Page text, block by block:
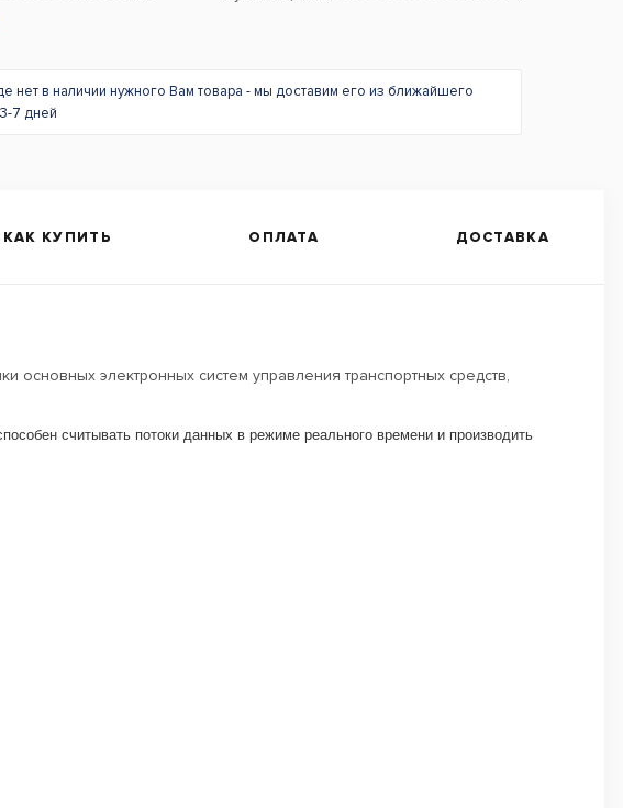
нет в наличии нужного Вам товара - мы доставим его из ближайшего
7 дней
КАК КУПИТЬ ОПЛАТА ДОСТАВКА
основных электронных систем управления транспортных средств,
считывать потоки данных в режиме реального времени и производить